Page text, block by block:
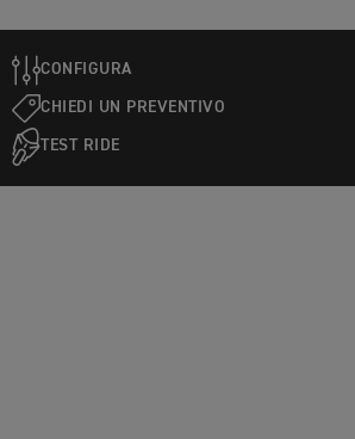
CONFIGURA
CHIEDI UN PREVENTIVO
TEST RIDE